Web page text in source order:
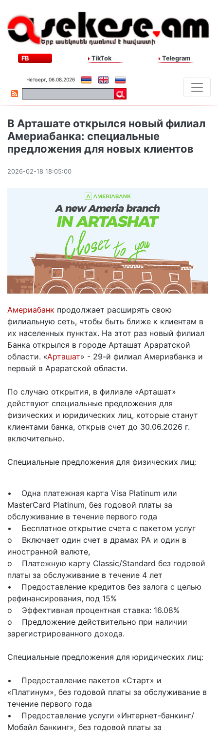
FB TikTok Telegram
Четверг, 06.08.2026
В Арташате открылся новый филиал
Америабанка: специальные
предложения для новых клиентов
2026-02-18 18:05:00
Америабанк продолжает расширять свою
филиальную сеть, чтобы быть ближе к клиентам в
их населенных пунктах. На этот раз новый филиал
Банка открылся в городе Арташат Араратской
области. «Арташат» - 29-й филиал Америабанка и
первый в Араратской области.
По случаю открытия, в филиале «Арташат»
действуют специальные предложения для
физических и юридических лиц, которые станут
клиентами банка, открыв счет до 30.06.2026 г.
включительно.
Специальные предложения для физических лиц:
• Одна платежная карта Visa Platinum или
MasterCard Platinum, без годовой платы за
обслуживание в течение первого года
• Бесплатное открытие счета с пакетом услуг
o Включает один счет в драмах РА и один в
иностранной валюте,
o Платежную карту Classic/Standard без годовой
платы за обслуживание в течение 4 лет
• Предоставление кредитов без залога с целью
рефинансирования, под 15%
o Эффективная процентная ставка: 16.08%
o Предложение действительно при наличии
зарегистрированного дохода.
Специальные предложения для юридических лиц:
• Предоставление пакетов «Старт» и
«Платинум», без годовой платы за обслуживание в
течение первого года
• Предоставление услуги «Интернет-банкинг/
Мобайл банкинг», без годовой платы за